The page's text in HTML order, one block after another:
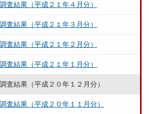
査結果（平成２１年４月分）
査結果（平成２１年３月分）
査結果（平成２１年２月分）
査結果（平成２１年１月分）
査結果（平成２０年１２月分）
査結果（平成２０年１１月分）